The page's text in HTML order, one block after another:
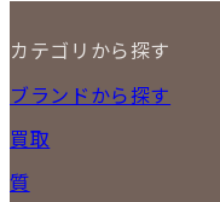
カテゴリから探す
NEW ITEM
時計
小物
ブランドから探す
買取
宅配買取
質